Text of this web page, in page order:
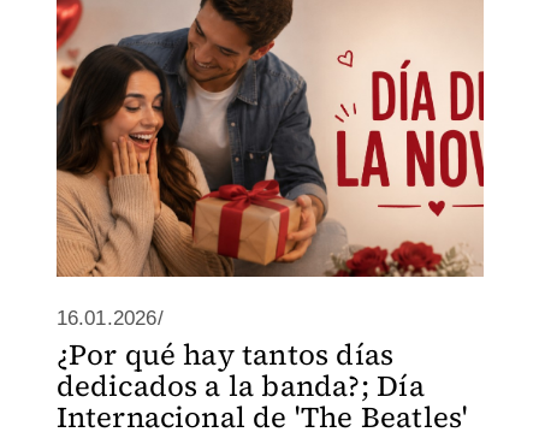
16.01.2026/
¿Por qué hay tantos días
dedicados a la banda?; Día
Internacional de 'The Beatles'